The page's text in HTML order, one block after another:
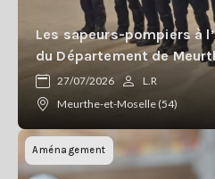
Les sapeurs-pompiers à
du Département de
27/07/2026
L.R
Meurthe-et-Moselle (54)
Aménagement